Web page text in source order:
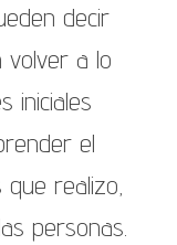
decir
volver a lo
iniciales
el
que realizo,
personas.